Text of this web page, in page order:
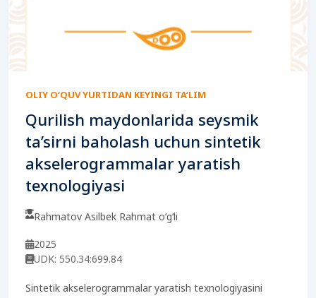
OLIY O‘QUV YURTIDAN KEYINGI TA’LIM
Qurilish maydonlarida seysmik
ta’sirni baholash uchun sintetik
akselerogrammalar yaratish
texnologiyasi
Rahmatov Asilbek Rahmat o‘g‘li
2025
UDK: 550.34:699.84
Sintetik akselerogrammalar yaratish texnologiyasini